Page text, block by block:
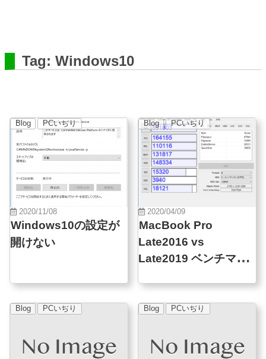
Tag: Windows10
Blog PCいぢり
2020/11/08
Windows10の設定が
開けない
Blog PCいぢり
2020/04/09
MacBook Pro
Late2016 vs
Late2019 ベンチマー
Blog PCいぢり Blog PCいぢり